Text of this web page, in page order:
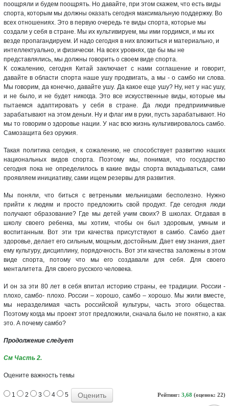
поощряли и будем поощрять. Но давайте, при этом скажем, что есть виды
спорта, которым мы должны оказать сегодня максимальную поддержку. Во
всех отношениях. Это в первую очередь те виды спорта, которые мы
создали у себя в стране. Мы их культивируем, мы ими гордимся, и мы их
везде пропагандируем. И надо сегодня в них вложиться и материально, и
интеллектуально, и физически. На всех уровнях, где бы мы не
представлялись, мы должны говорить о своем виде спорта.
К сожалению, сегодня Китай заключает с нами соглашение и говорит,
давайте в области спорта наше ушу продвигать, а мы - о самбо ни слова.
Мы говорим, да конечно, давайте ушу. Да какое еще ушу? Ну, нет у нас ушу,
и не было, и не будет никогда. Это все искусственные виды, которые мы
пытаемся адаптировать у себя в стране. Да люди предприимчивые
зарабатывают на этом деньги. Ну и флаг им в руки, пусть зарабатывают. Но
мы то говорим о здоровье нации. У нас всю жизнь культивировалось самбо.
Самозащита без оружия.
Такая политика сегодня, к сожалению, не способствует развитию наших
национальных видов спорта. Поэтому мы, понимая, что государство
сегодня пока не определилось в какие виды спорта вкладываться, сами
проявляем инициативу, сами ищем резервы для развития.
Мы поняли, что биться с ветреными мельницами бесполезно. Нужно
прийти к людям и просто предложить свой продукт. Где сегодня люди
получают образование? Где мы детей учим своих? В школах. Отдавая в
школу своего ребенка, мы хотим, чтобы он был здоровым, умным и
воспитанным. Вот эти три качества присутствуют в самбо. Самбо дает
здоровье, делает его сильным, мощным, достойным. Дает ему знания, дает
ему культуру, дисциплину, порядочность. Вот эти качества заложены в этом
виде спорта, потому что мы его создавали для себя. Для своего
менталитета. Для своего русского человека.
И он за эти 80 лет в себя впитал историю страны, ее традиции. России -
плохо, самбо- плохо. России – хорошо, самбо – хорошо. Мы жили вместе,
мы неразделимая часть российской культуры, часть этого общества.
Поэтому когда мы проект этот предложили, сначала было не понятно, а как
это. А почему самбо?
Продолжение следует
См Часть 2.
Оцените важность темы
Рейтинг: 3,68 (оценок: 22)
1 2 3 4 5